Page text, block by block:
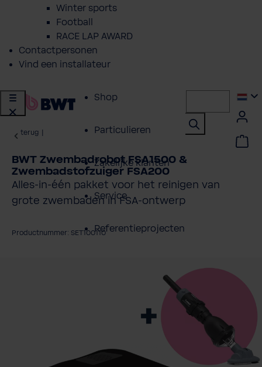
Winter sports
Football
RACE LAP AWARD
Contactpersonen
Vind een installateur
Shop
Particulieren
Zakelijke klanten
Service
Referentieprojecten
Contactpersonen
Vind een installateur
terug
BWT Zwembadrobot FSA1500 &
Zwembadstofzuiger FSA200
Alles-in-één pakket voor het reinigen van
grote zwembaden in FSA-ontwerp
Productnummer: SET100110